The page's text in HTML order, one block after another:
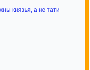
князья, а не тати